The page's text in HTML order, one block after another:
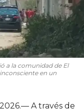
a la comunidad de El
en un
A través de